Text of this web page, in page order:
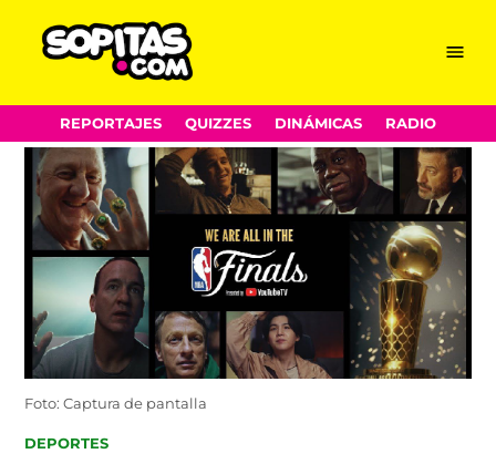
Skip
to
content
Menu
REPORTAJES QUIZZES DINÁMICAS RADIO
Foto: Captura de pantalla
POSTED
DEPORTES